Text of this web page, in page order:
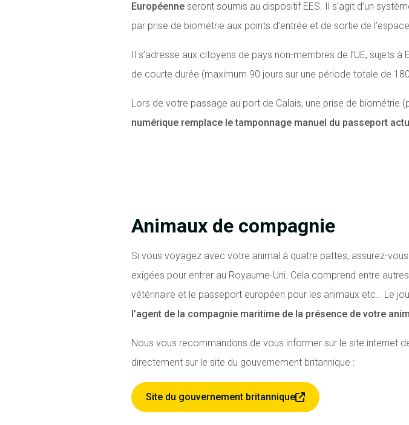
Européenne seront soumis au dispositif EES. Il s’agit d’un
par prise de biométrie aux points d’entrée et de sortie de
Il s’adresse aux citoyens de pays non-membres de l’UE, sujets
de courte durée (maximum 90 jours sur une période totale de
Lors de votre passage au port de Calais, une prise de biométrie
numérique remplace le tamponnage manuel du passeport
Animaux de compagnie
Si vous voyagez avec votre animal à quatre pattes, assurez-
exigées pour entrer au Royaume-Uni. Cela comprend entre
vétérinaire et le passeport européen pour les animaux etc… Le
l’agent de la compagnie maritime de la présence de votre
Nous vous recommandons de vous informer sur le site internet
directement sur le site du gouvernement britannique :
Site du gouvernement britannique